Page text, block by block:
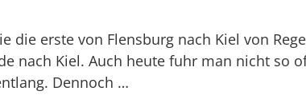
die erste von Flensburg nach Kiel von
nach Kiel. Auch heute fuhr man nicht so
Dennoch …